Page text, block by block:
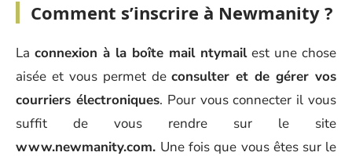
Comment s’inscrire à Newmanity ?
La connexion à la boîte mail ntymailest une chose
aisée et vous permet deconsulter et de gérer vos
courriers électroniques. Pour vous connecter il vous
suffit de vous rendre sur le site
www.newmanity.com. Une fois que vous êtes sur le